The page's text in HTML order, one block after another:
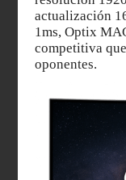
actualización
1ms, Optix
competitiva
oponentes.